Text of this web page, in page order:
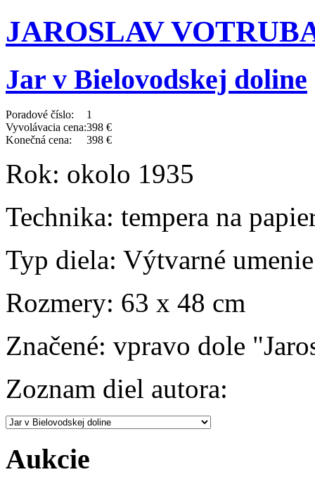
JAROSLAV
Jar v Bielovodskej doline
Poradové číslo:
1
Vyvolávacia cena:398 €
Konečná cena:
398 €
Rok: okolo 1935
Technika: tempera na
Typ diela: Výtvarné umenie
Rozmery: 63 x 48 cm
Značené: vpravo dole
Zoznam diel autora:
Aukcie